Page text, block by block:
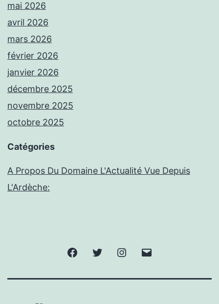
mai 2026
avril 2026
mars 2026
février 2026
janvier 2026
décembre 2025
novembre 2025
octobre 2025
Catégories
A Propos Du Domaine L'Actualité Vue Depuis
L'Ardèche:
FacebookTwitter Instagram